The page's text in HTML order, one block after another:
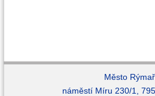
Město
náměstí Míru 230/1,